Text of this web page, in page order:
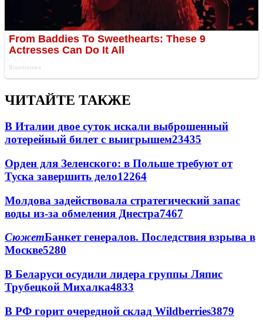
ЧИТАЙТЕ ТАКЖЕ
В Италии двое суток искали выброшенный
лотерейный билет с выигрышем23435
Орден для Зеленского: в Польше требуют от
Туска завершить дело12264
Молдова задействовала стратегический запас
воды из-за обмеления Днестра7467
СюжетБанкет генералов. Последствия взрыва в
Москве5280
В Беларуси осудили лидера группы Ляпис
Трубецкой Михалка4833
В РФ горит очередной склад Wildberries3879